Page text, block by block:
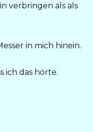
verbringen als als
in mich hinein.
ich das hörte.